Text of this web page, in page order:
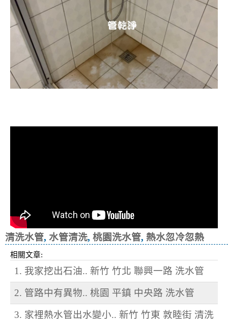
清洗水管, 水管清洗, 桃園洗水管, 熱水忽冷忽熱
相關文章:
1. 我家挖出石油.. 新竹 竹北 聯興一路 洗水管
2. 管路中有異物.. 桃園 平鎮 中央路 洗水管
3. 家裡熱水管出水變小.. 新竹 竹東 敦睦街 清洗